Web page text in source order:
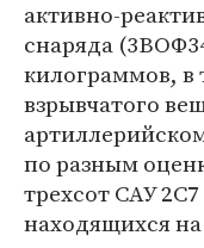
активно-
снаряда
килограммов, в
взрывчатого
по разным
трехсот САУ
находящихся